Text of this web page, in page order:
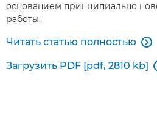
основанием принципиально
работы.
Читать статью полностью 
Загрузить PDF [pdf, 2810 kb]